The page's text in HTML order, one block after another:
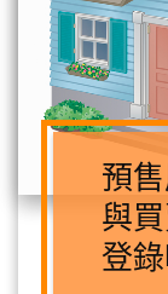
預
與
登